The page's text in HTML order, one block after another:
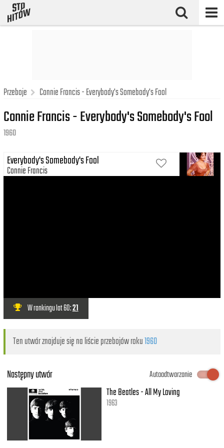
Przeboje Connie Francis - Everybody's Somebody's Fool
Connie Francis - Everybody's Somebody's Fool
1960
Everybody's Somebody's Fool
Connie Francis
W rankingu lat 60:21
Ten utwór znajduje się na liście przebojów roku1960
Następny utwór
Autoodtwarzanie
The Beatles - All My Loving
1963